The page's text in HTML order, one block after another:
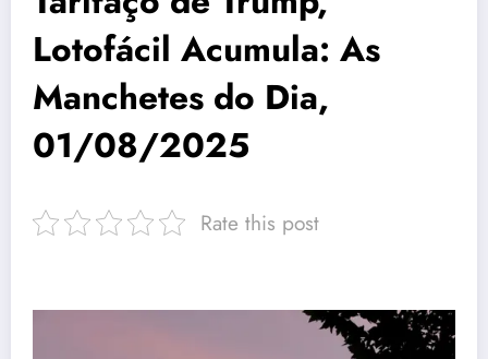
Lotofácil Acumula: As
Manchetes do Dia,
01/08/2025
Rate this post